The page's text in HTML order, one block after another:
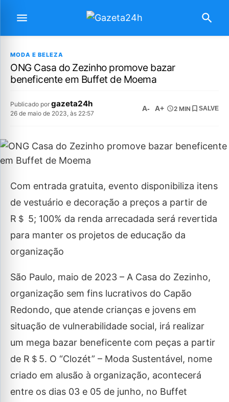
MODA E BELEZA
ONG Casa do Zezinho promove bazar
beneficente em Buffet de Moema
Publicado por gazeta24h
26 de maio de 2023, às 22:57
A- A+ 2 MIN SALVE
Com entrada gratuita, evento disponibiliza itens
de vestuário e decoração a preços a partir de
R＄ 5; 100% da renda arrecadada será revertida
para manter os projetos de educação da
organização
São Paulo, maio de 2023 – A Casa do Zezinho,
organização sem fins lucrativos do Capão
Redondo, que atende crianças e jovens em
situação de vulnerabilidade social, irá realizar
um mega bazar beneficente com peças a partir
de R＄5. O “Clozét” – Moda Sustentável, nome
criado em alusão à organização, acontecerá
entre os dias 03 e 05 de junho, no Buffet